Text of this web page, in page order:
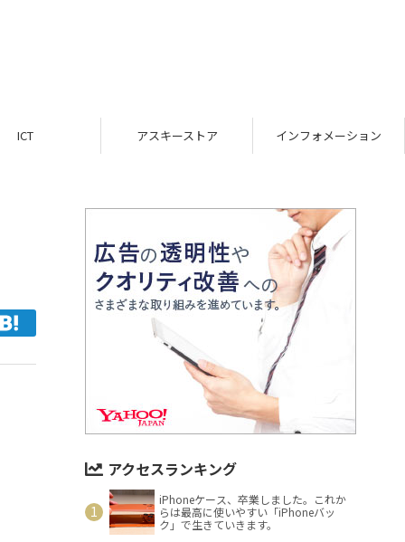
ICT アスキーストア インフォメーション
アクセスランキング
iPhoneケース、卒業しました。これか
らは最高に使いやすい「iPhoneバッ
ク」で生きていきます。